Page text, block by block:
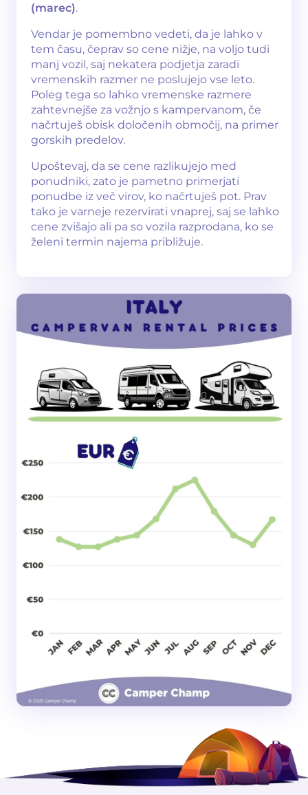
(marec).
Vendar je pomembno vedeti, da je lahko v
tem času, čeprav so cene nižje, na voljo tudi
manj vozil, saj nekatera podjetja zaradi
vremenskih razmer ne poslujejo vse leto.
Poleg tega so lahko vremenske razmere
zahtevnejše za vožnjo s kampervanom, če
načrtuješ obisk določenih območij, na primer
gorskih predelov.
Upoštevaj, da se cene razlikujejo med
ponudniki, zato je pametno primerjati
ponudbe iz več virov, ko načrtuješ pot. Prav
tako je varneje rezervirati vnaprej, saj se lahko
cene zvišajo ali pa so vozila razprodana, ko se
želeni termin najema približuje.